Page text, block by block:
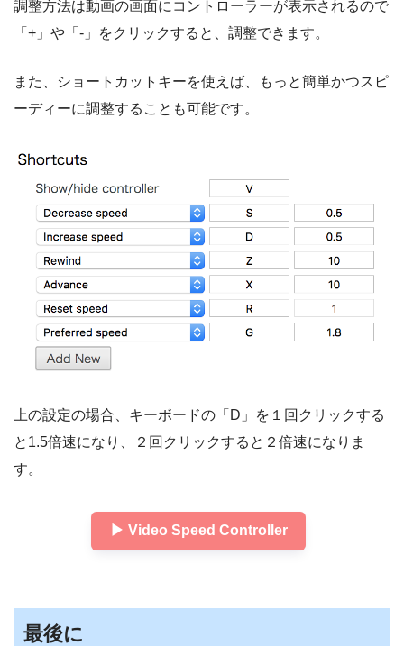
調整方法は動画の画面にコントローラーが表示されるので
「+」や「-」をクリックすると、調整できます。
また、ショートカットキーを使えば、もっと簡単かつスピ
ーディーに調整することも可能です。
上の設定の場合、キーボードの「D」を１回クリックする
と1.5倍速になり、２回クリックすると２倍速になりま
す。
▶︎ Video Speed Controller
最後に